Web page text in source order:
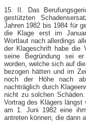
15. II. Das
gestützten
Jahren 1982 bis 1984 für
die Klage erst im
Wortlaut nach allerdings
der Klageschrift habe die
seine Begründung sei
worden, welche sich auf
bezogen hätten und im
noch der Höhe nach
nachträglich durch
nicht zu solchen
Vortrag des Klägers längst
am 1. Juni 1982 eine
antreten können, die dann